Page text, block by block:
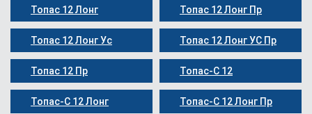
Топас 12 Лонг Топас 12 Лонг Пр
Топас 12 Лонг Ус Топас 12 Лонг УС Пр
Топас 12 Пр Топас-С 12
Топас-С 12 Лонг Топас-С 12 Лонг Пр